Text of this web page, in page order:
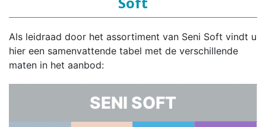
Als leidraad door het assortiment van Seni Soft vindt u
hier een samenvattende tabel met de verschillende
maten in het aanbod:
SENI SOFT